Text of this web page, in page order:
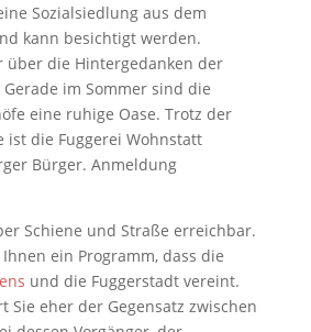
Sozialsiedlung aus dem
kann besichtigt werden.
über die Hintergedanken der
im Sommer sind die
eine ruhige Oase. Trotz der
ist die Fuggerei Wohnstatt
Bürger. Anmeldung
Schiene und Straße erreichbar.
ein Programm, dass die
und die Fuggerstadt vereint.
Sie eher der Gegensatz zwischen